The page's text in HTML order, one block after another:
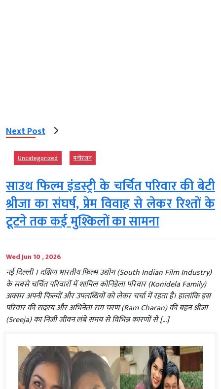
Next Post
Uncategorized मनोरंजन
साउथ फिल्म इंडस्ट्री के चर्चित परिवार की बेटी
श्रीजा का संघर्ष, प्रेम विवाह से लेकर रिश्तों के
टूटने तक कई मुश्किलों का सामना
Wed Jun 10 , 2026
नई दिल्ली । दक्षिण भारतीय फिल्म उद्योग (South Indian Film Industry)
के सबसे चर्चित परिवारों में शामिल कोनिडेला परिवार (Konidela Family)
अक्सर अपनी फिल्मों और उपलब्धियों को लेकर चर्चा में रहता है। हालांकि इस
परिवार की सदस्य और अभिनेता राम चरण (Ram Charan) की बहन श्रीजा
(Sreeja) का निजी जीवन लंबे समय से विभिन्न कारणों से […]